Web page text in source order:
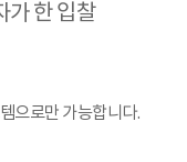
가 한 입찰
으로만 가능합니다.